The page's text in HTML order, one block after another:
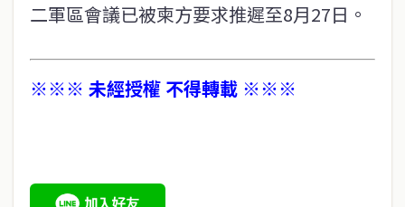
二軍區會議已被柬方要求推遲至8月27日。
※※※ 未經授權 不得轉載 ※※※